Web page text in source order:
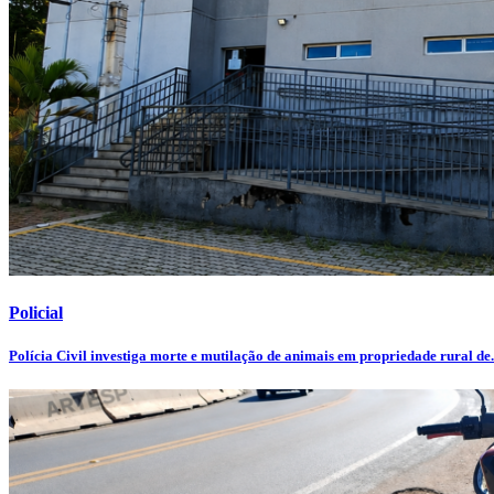
Policial
Polícia Civil investiga morte e mutilação de animais em propriedade rural